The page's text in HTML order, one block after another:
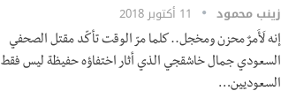
زينب محمود 11 أكتوبر 2018
إنه لَأَمرٌ محزن ومخجل.. كلما مرّ الوقت تأكّد مقتل الصحفي
السعودي جمال خاشقجي الذي أثار اختفاؤه حفيظة ليس فقط
السعوديين…